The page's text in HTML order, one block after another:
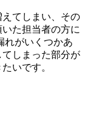
てしまい、その
た担当者の方に
れがいくつかあ
しまった部分が
いです。